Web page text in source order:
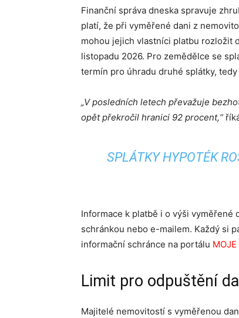
Finanční správa dneska spravuje
platí, že při vyměřené dani z
mohou jejich vlastníci platbu rozložit
listopadu 2026. Pro zemědělce se
termín pro úhradu druhé splátky,
„V posledních letech převažuje
opět překročil hranici 92 procent,“
SPLÁTKY HYPOTÉK
Informace k platbě i o výši vyměřené
schránkou nebo e-mailem. Každý si
informační schránce na portálu
Limit pro odpuštění
Majitelé nemovitostí s vyměřenou